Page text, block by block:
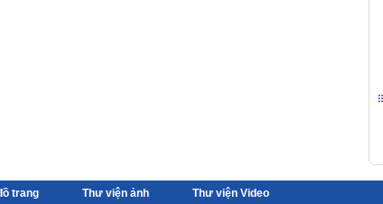
trang Thư viện ảnh Thư viện Video